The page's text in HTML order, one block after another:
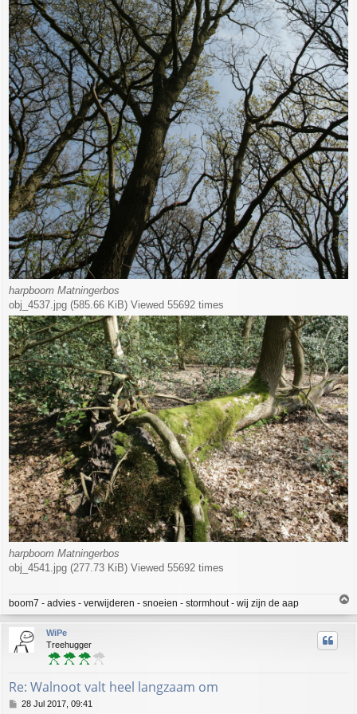
harpboom Matningerbos
obj_4537.jpg (585.66 KiB) Viewed 55692 times
harpboom Matningerbos
obj_4541.jpg (277.73 KiB) Viewed 55692 times
boom7 - advies - verwijderen - snoeien - stormhout - wij zijn de aap
p
WiPe
Treehugger
Re: Walnoot valt heel langzaam om
P28 Jul 2017, 09:41